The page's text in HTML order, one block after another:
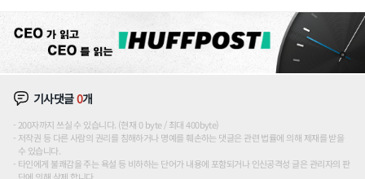
기사댓글0개
200자까지 쓰실 수 있습니다. (현재 0 byte / 최대 400byte)
저작권 등 다른 사람의 권리를 침해하거나 명예를 훼손하는 댓글은 관련 법률에 의해 제재를 받을
수 있습니다.
타인에게 불쾌감을 주는 욕설 등 비하하는 단어가 내용에 포함되거나 인신공격성 글은 관리자의 판
단에 의해 삭제 합니다.